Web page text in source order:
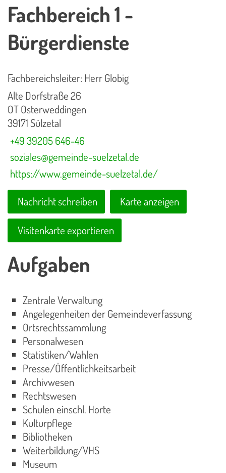
Fachbereich 1 -
Bürgerdienste
Fachbereichsleiter: Herr Globig
Alte Dorfstraße 26
OT Osterweddingen
39171 Sülzetal
+49 39205 646-46
soziales@gemeinde-suelzetal.de
https://www.gemeinde-suelzetal.de/
Nachricht schreiben Karte anzeigen
Visitenkarte exportieren
Aufgaben
Zentrale Verwaltung
Angelegenheiten der Gemeindeverfassung
Ortsrechtssammlung
Personalwesen
Statistiken/Wahlen
Presse/Öffentlichkeitsarbeit
Archivwesen
Rechtswesen
Schulen einschl. Horte
Kulturpflege
Bibliotheken
Weiterbildung/VHS
Museum